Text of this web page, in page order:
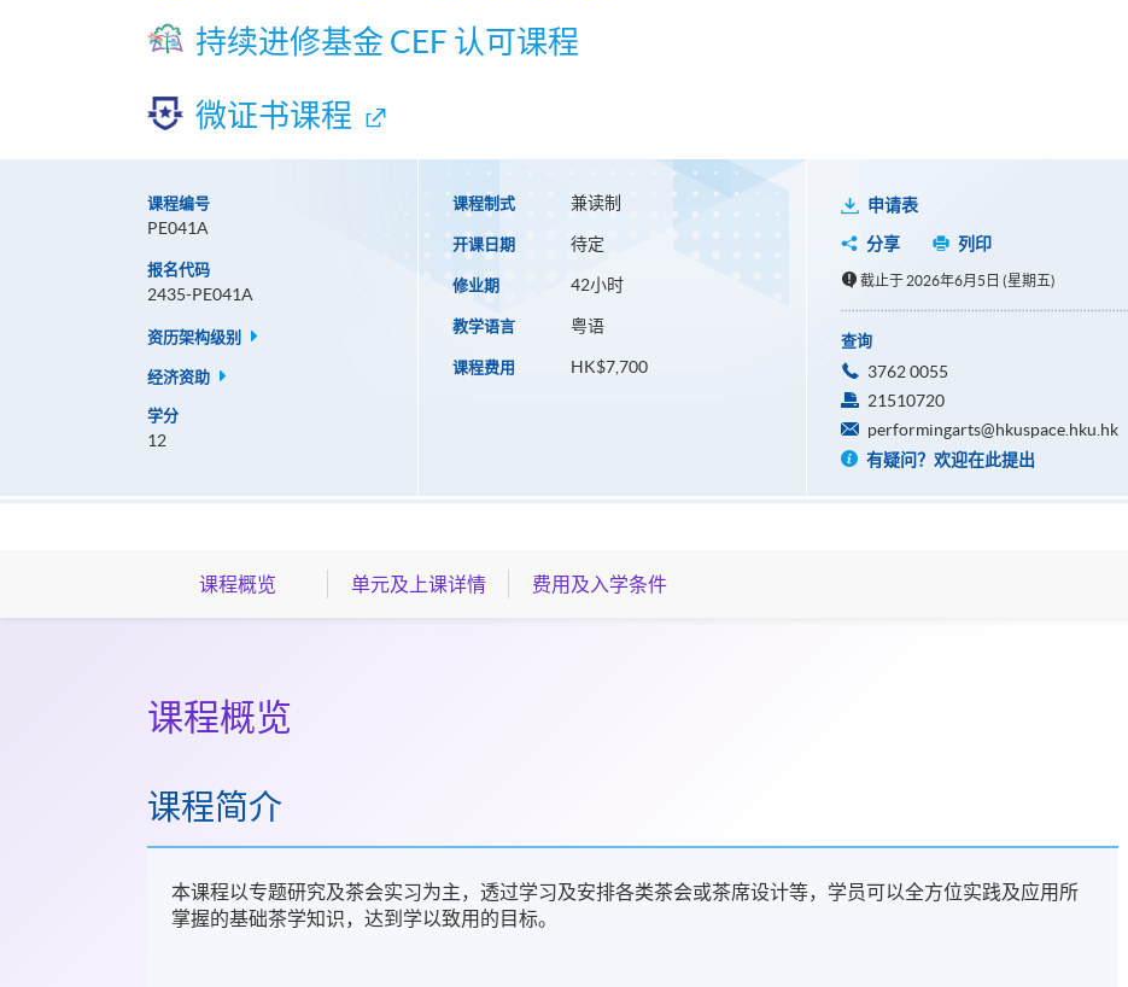
持续进修基金 CEF 认可课程
微证书课程
课程编号
PE041A
报名代码
2435-PE041A
资历架构级别
经济资助
学分
12
课程制式 兼读制
开课日期 待定
修业期 42小时
教学语言 粤语
课程费用 HK$7,700
申请表
分享
列印
截止于 2026年6月5日 (星期五)
查询
3762 0055
21510720
performingarts@hkuspace.hku.hk
有疑问？欢迎在此提出
课程概览 单元及上课详情 费用及入学条件
课程概览
课程简介
本课程以专题研究及茶会实习为主，透过学习及安排各类茶会或茶席设计等，学员可以全方位实践及应用所
掌握的基础茶学知识，达到学以致用的目标。